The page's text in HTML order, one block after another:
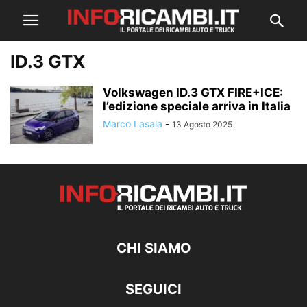
ID.3 GTX
Volkswagen ID.3 GTX FIRE+ICE:
l’edizione speciale arriva in Italia
Marco Lasala - 13 Agosto 2025
CHI SIAMO
SEGUICI